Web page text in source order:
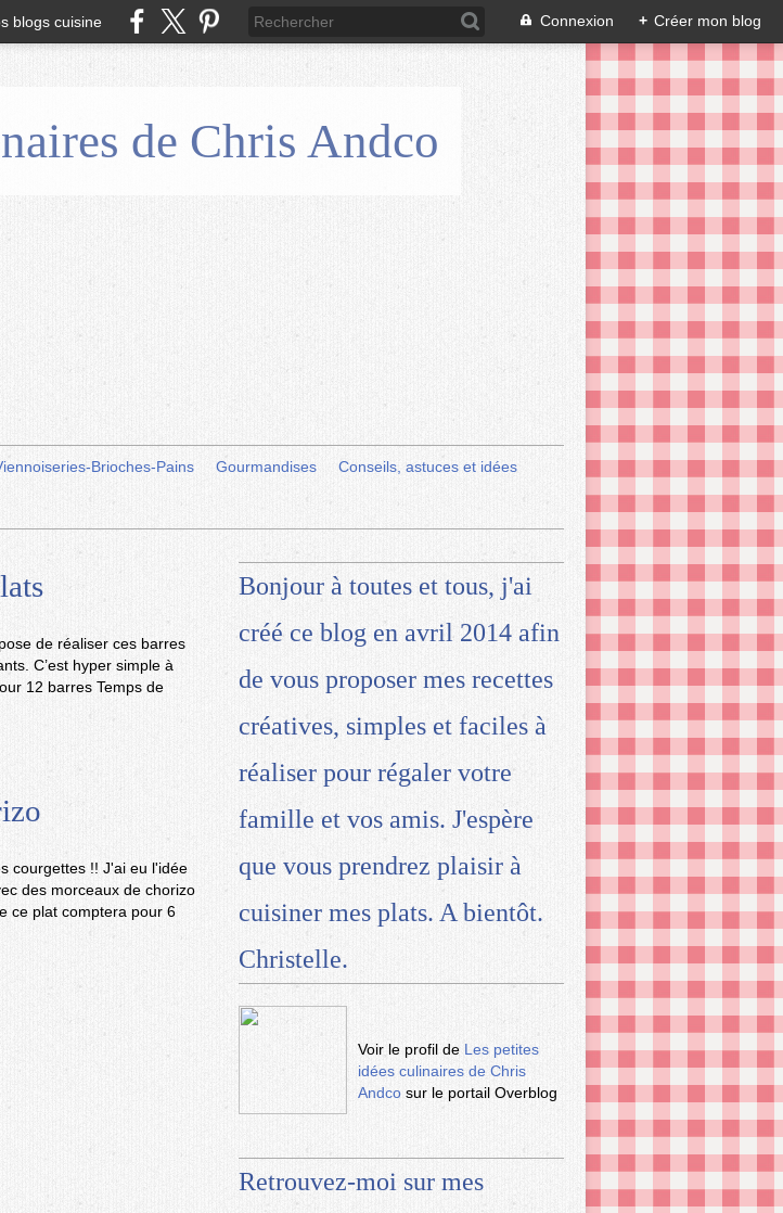
blogs cuisine Connexion + Créer mon blog
de Chris Andco
Brioches-Pains Gourmandises Conseils, astuces et idées
de réaliser ces barres
C’est hyper simple à
12 barres Temps de
courgettes !! J'ai eu l'idée
des morceaux de chorizo
ce plat comptera pour 6
Bonjour à toutes et tous, j'ai
créé ce blog en avril 2014 afin
de vous proposer mes recettes
créatives, simples et faciles à
réaliser pour régaler votre
famille et vos amis. J'espère
que vous prendrez plaisir à
cuisiner mes plats. A bientôt.
Christelle.
Voir le profil de Les petites
idées culinaires de Chris
Andco sur le portail Overblog
Retrouvez-moi sur mes